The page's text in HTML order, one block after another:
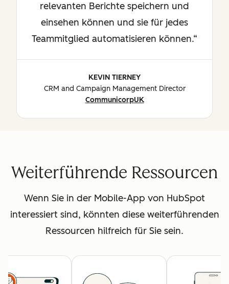
relevanten Berichte speichern und
einsehen können und sie für jedes
Teammitglied automatisieren können.
KEVIN TIERNEY
CRM and Campaign Management Director
CommunicorpUK
Weiterführende Ressourcen
Wenn Sie in der Mobile-App von HubSpot
interessiert sind, könnten diese weiterführenden
Ressourcen hilfreich für Sie sein.